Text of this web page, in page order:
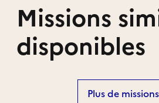
Missions
disponibles
Plus de missions